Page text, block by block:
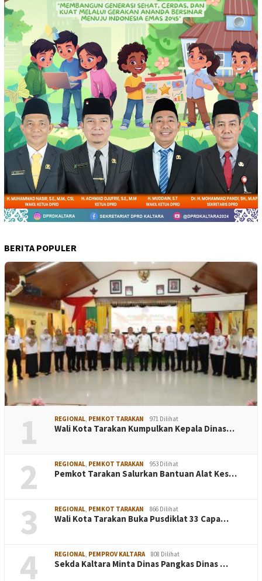
BERITA POPULER
1 REGIONAL, PEMKOT TARAKAN 971 Dilihat
Wali Kota Tarakan Kumpulkan Kepala Dinas…
2 REGIONAL, PEMKOT TARAKAN 953 Dilihat
Pemkot Tarakan Salurkan Bantuan Alat Kes…
3 REGIONAL, PEMKOT TARAKAN 866 Dilihat
Wali Kota Tarakan Buka Pusdiklat 33 Capa…
4 REGIONAL, PEMPROV KALTARA 808 Dilihat
Sekda Kaltara Minta Dinas Pangkas Dinas …